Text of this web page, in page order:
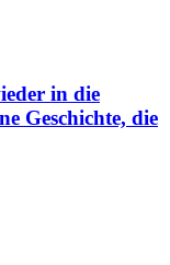
in die
Geschichte, die